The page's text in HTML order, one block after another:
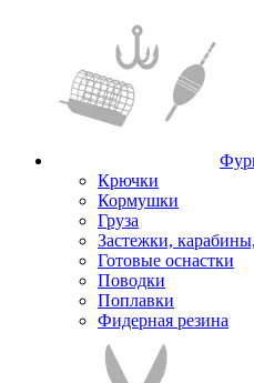
Крючки
Кормушки
Груза
Застежки,
Готовые оснастки
Поводки
Поплавки
Фидерная резина